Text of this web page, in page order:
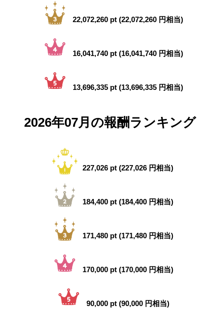
22,072,260 pt (22,072,260 円相当)
16,041,740 pt (16,041,740 円相当)
13,696,335 pt (13,696,335 円相当)
2026年07月の報酬ランキング
227,026 pt (227,026 円相当)
184,400 pt (184,400 円相当)
171,480 pt (171,480 円相当)
170,000 pt (170,000 円相当)
90,000 pt (90,000 円相当)